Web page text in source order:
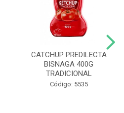
CATCHUP PREDILECTA
BISNAGA 400G
TRADICIONAL
Código: 5535